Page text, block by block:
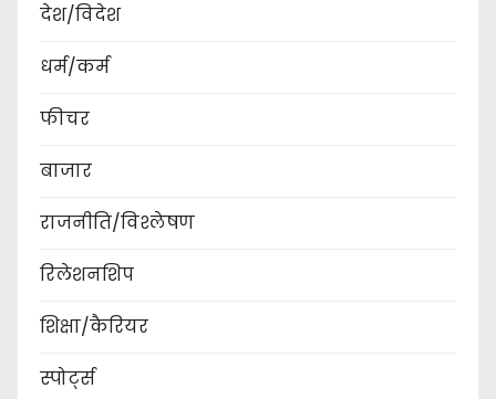
देश/विदेश
धर्म/कर्म
फीचर
बाजार
राजनीति/विश्लेषण
रिलेशनशिप
शिक्षा/कैरियर
स्पोर्ट्स